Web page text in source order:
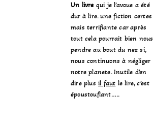
Un livre qui je l’avoue a été
dur à lire. une fiction certes
mais terrifiante car après
tout cela pourrait bien nous
pendre au bout du nez si,
nous continuons à négliger
notre planete. Inutile d’en
dire plusil faut le lire, c’est
époustouflant…..